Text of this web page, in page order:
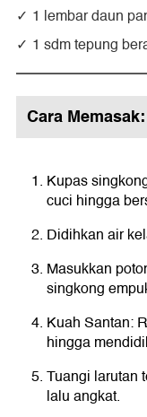
1 lembar daun
1 sdm tepung
Cara Memasak:
Kupas
cuci hingga
Didihkan air
Masukkan
singkong
Kuah Santan:
hingga
Tuangi larutan
lalu angkat.